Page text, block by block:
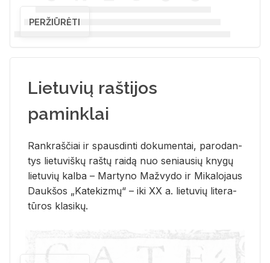
PERŽIŪRĖTI
Lietuvių raštijos
paminklai
Rank­raš­čiai ir spaus­din­ti do­ku­men­tai, pa­ro­dan­
tys lie­tu­viš­kų raš­tų rai­dą nuo se­niau­sių kny­gų
lie­tu­vių kal­ba – Mar­ty­no Ma­žvy­do ir Mi­ka­lo­jaus
Dauk­šos „Ka­te­kiz­mų“ – iki XX a. lie­tu­vių li­te­ra­
tū­ros kla­si­kų.